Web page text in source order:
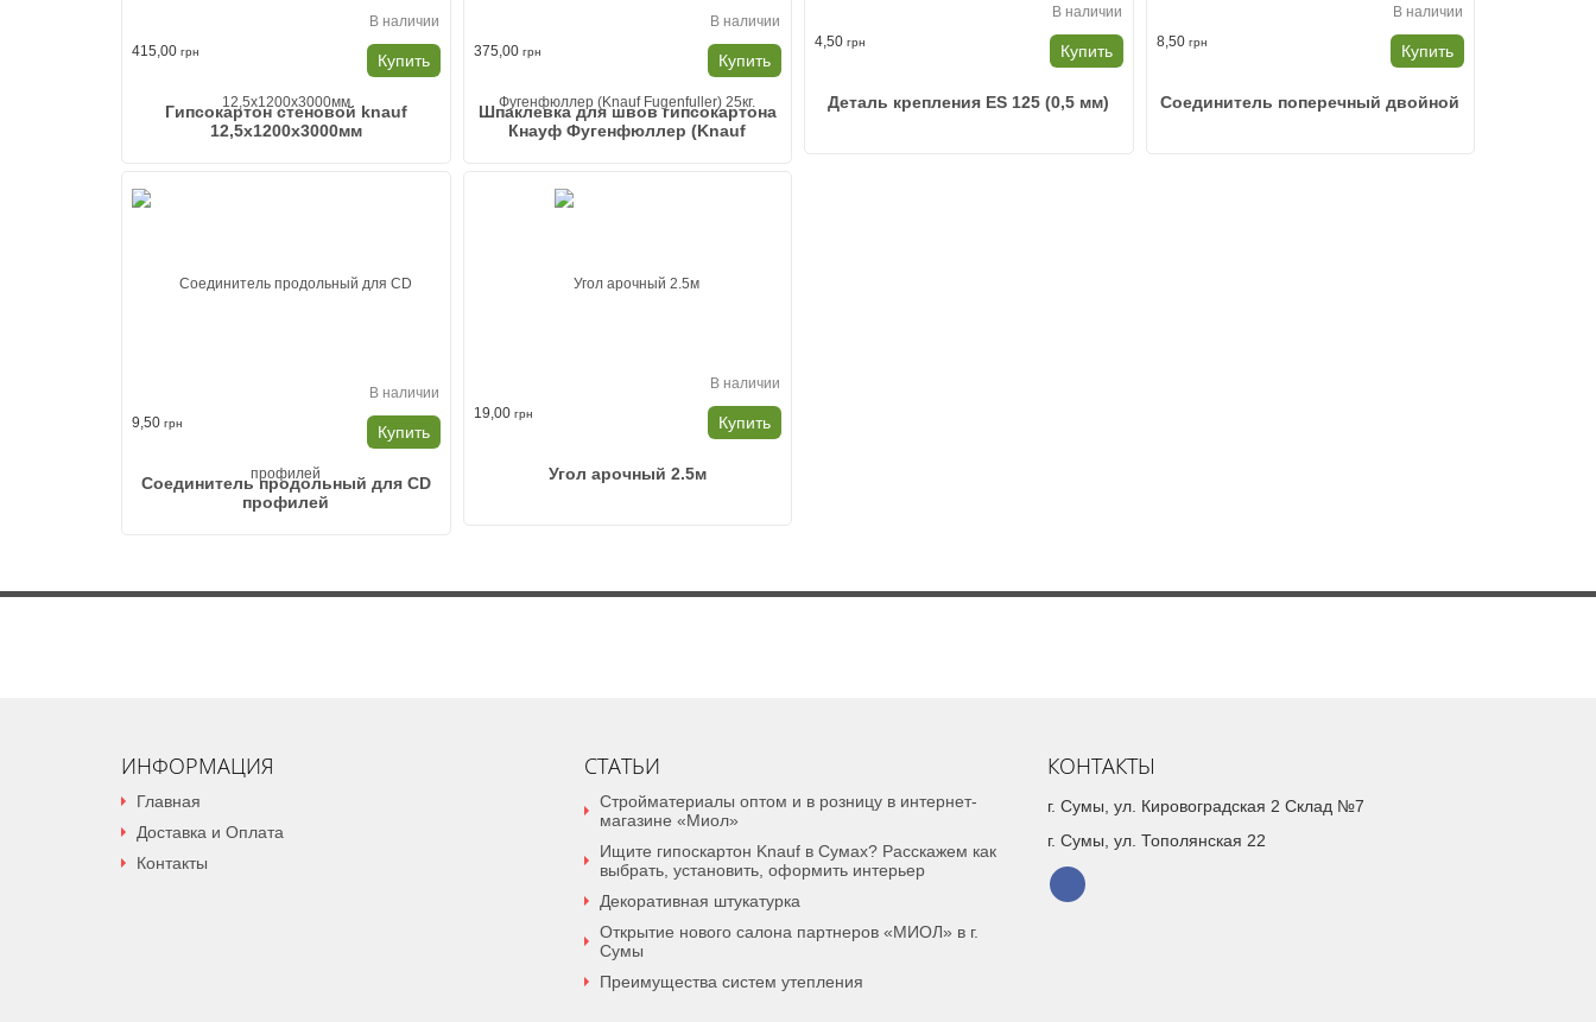
В наличии
415,00 грн Купить
Гипсокартон стеновой knauf
12,5x1200x3000мм
В наличии
375,00 грн Купить
Шпаклевка для швов гипсокартона
Кнауф Фугенфюллер (Knauf
В наличии
4,50 грн Купить
Деталь крепления ES 125 (0,5 мм)
В наличии
8,50 грн Купить
Соединитель поперечный двойной
В наличии
9,50 грн Купить
Соединитель продольный для CD
профилей
В наличии
19,00 грн Купить
Угол арочный 2.5м
ИНФОРМАЦИЯ
Главная
Доставка и Оплата
Контакты
СТАТЬИ
Стройматериалы оптом и в розницу в интернет-
магазине «Миол»
Ищите гипоскартон Knauf в Сумах? Расскажем как
выбрать, установить, оформить интерьер
Декоративная штукатурка
Открытие нового салона партнеров «МИОЛ» в г.
Сумы
Преимущества систем утепления
КОНТАКТЫ
г. Сумы, ул. Кировоградская 2 Склад №7
г. Сумы, ул. Тополянская 22